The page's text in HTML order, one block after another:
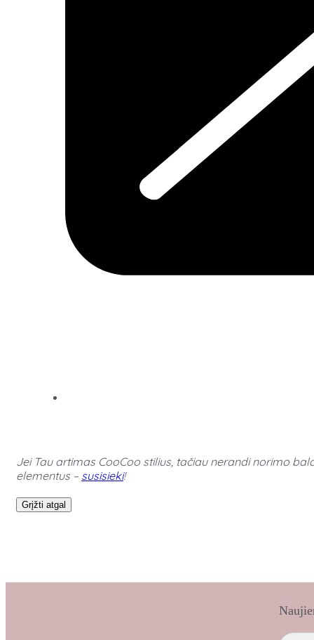
Jei Tau artimas CooCoo stilius, tačiau nerandi norimo
elementus – susisieki!
Grįžti atgal